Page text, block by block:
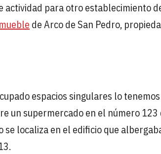
actividad para otro establecimiento
de Arco de San Pedro,
espacios singulares lo
un supermercado en el número 123
localiza en el edificio que